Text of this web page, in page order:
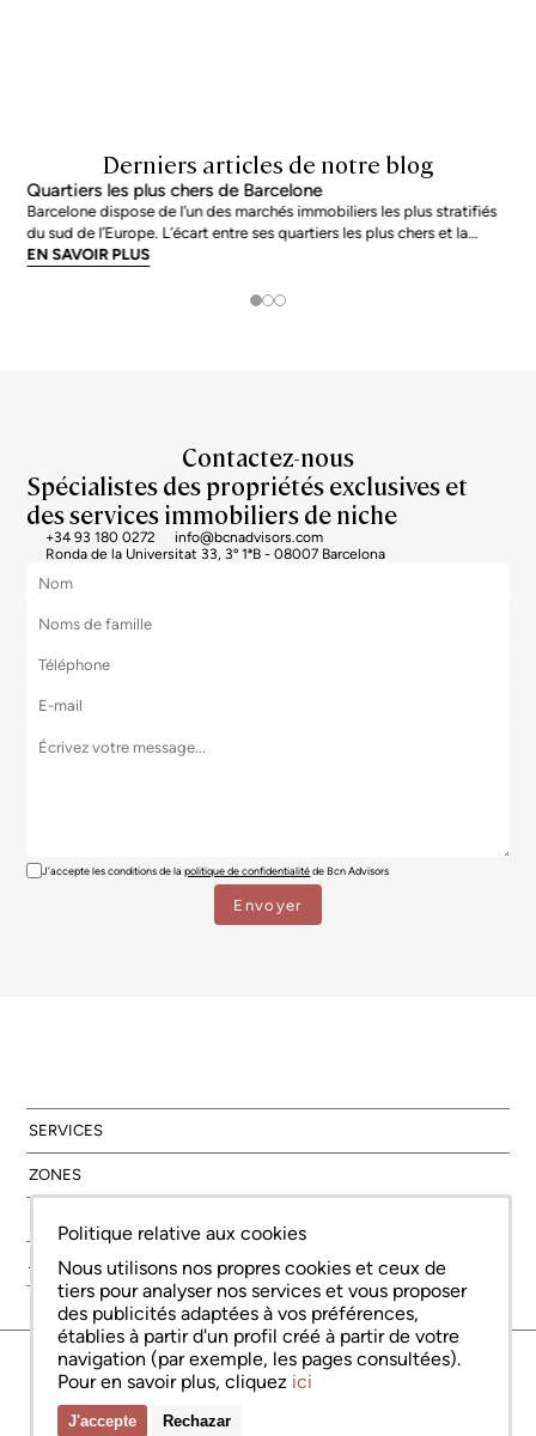
Derniers articles de notre blog
Quartiers les plus chers de Barcelone
Barcelone dispose de l’un des marchés immobiliers les plus stratifiés
du sud de l’Europe. L’écart entre ses quartiers les plus chers et la
moyenne de la ville n’est pas marginal : en juin 2026, les adresses les
EN SAVOIR PLUS
Contactez-nous
Spécialistes des propriétés exclusives et
des services immobiliers de niche
+34 93 180 0272
info@bcnadvisors.com
Ronda de la Universitat 33, 3º 1ªB - 08007 Barcelona
J'accepte les conditions de lapolitique de confidentialitéde Bcn Advisors
SERVICES
ZONES
À PROPOS DE NOUS
© Copyright Bcn Advisors 2026
aiCat 2736 Avis juridique Politique relative aux cookies
Politique relative aux cookies
Nous utilisons nos propres cookies et ceux de
tiers pour analyser nos services et vous proposer
des publicités adaptées à vos préférences,
établies à partir d'un profil créé à partir de votre
navigation (par exemple, les pages consultées).
Pour en savoir plus, cliquez ici
J'accepte Rechazar